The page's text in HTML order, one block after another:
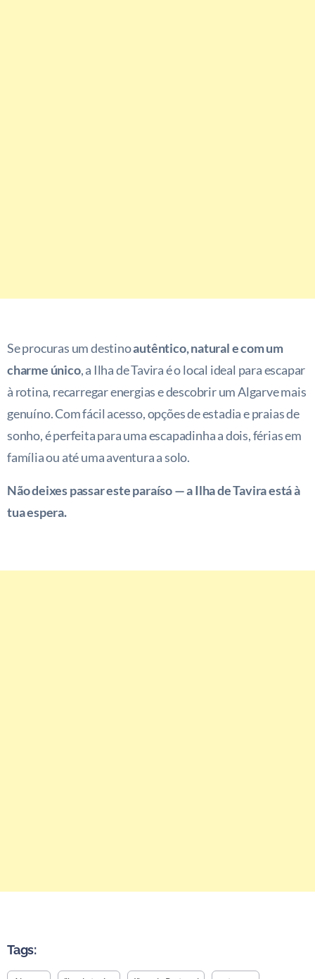
Se procuras um destinoautêntico, natural e com um
charme único, a Ilha de Tavira é o local ideal para escapar
à rotina, recarregar energias e descobrir um Algarve mais
genuíno. Com fácil acesso, opções de estadia e praias de
sonho, é perfeita para uma escapadinha a dois, férias em
família ou até uma aventura a solo.
Não deixes passar este paraíso — a Ilha de Tavira está à
tua espera.
Tags: